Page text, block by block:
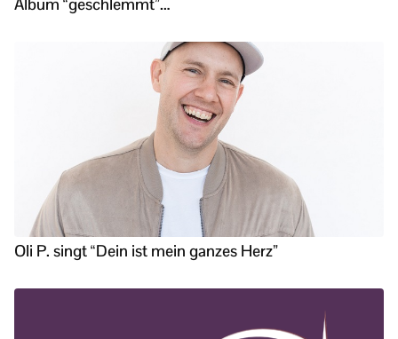
Oli P. singt “Dein ist mein ganzes Herz”